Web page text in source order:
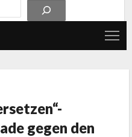
gegen den